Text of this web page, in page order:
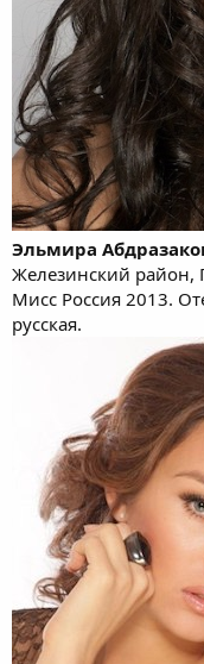
Эльмира
Железинский район,
Мисс Россия 2013.
русская.